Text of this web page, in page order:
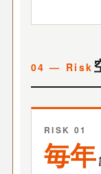
RISK 01
毎年